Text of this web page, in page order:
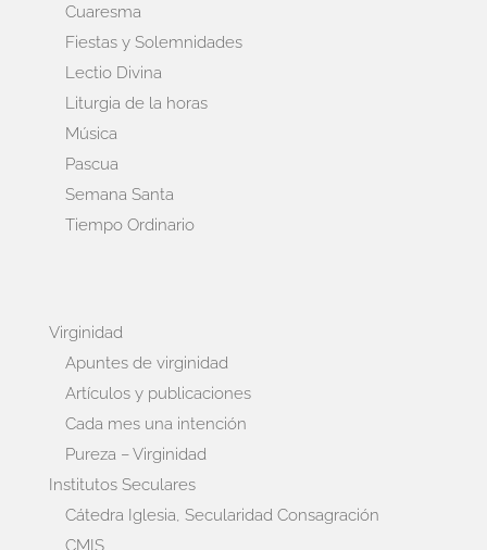
Cuaresma
Fiestas y Solemnidades
Lectio Divina
Liturgia de la horas
Música
Pascua
Semana Santa
Tiempo Ordinario
Virginidad
Apuntes de virginidad
Artículos y publicaciones
Cada mes una intención
Pureza – Virginidad
Institutos Seculares
Cátedra Iglesia, Secularidad Consagración
CMIS